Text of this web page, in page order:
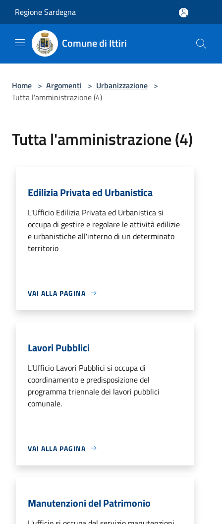
Regione Sardegna
Comune di Ittiri
Home > Argomenti > Urbanizzazione >
Tutta l'amministrazione (4)
Tutta l'amministrazione (4)
Edilizia Privata ed Urbanistica
L'Ufficio Edilizia Privata ed Urbanistica si
occupa di gestire e regolare le attività edilizie
e urbanistiche all'interno di un determinato
territorio
VAI ALLA PAGINA
Lavori Pubblici
L'Ufficio Lavori Pubblici si occupa di
coordinamento e predisposizione del
programma triennale dei lavori pubblici
comunale.
VAI ALLA PAGINA
Manutenzioni del Patrimonio